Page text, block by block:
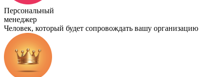
Персональный
менеджер
Человек, который будет сопровождать вашу организацию